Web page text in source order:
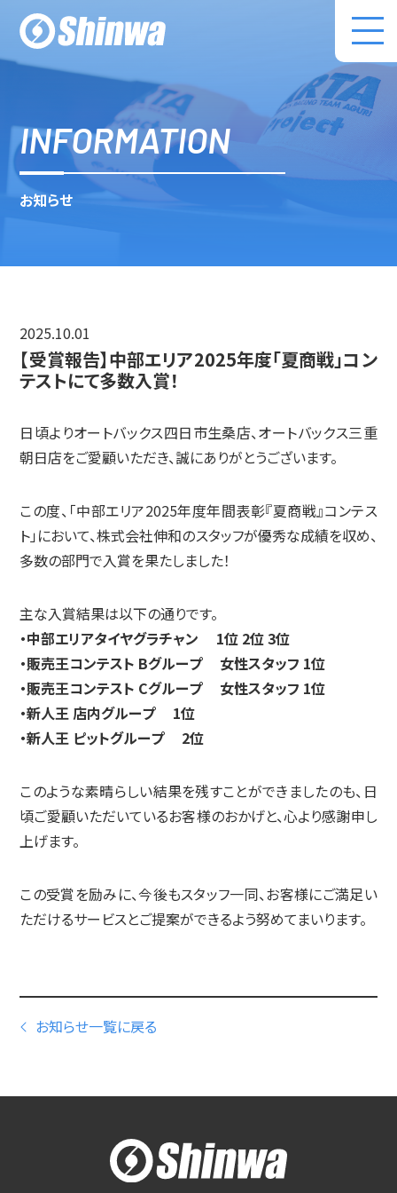
株式会社伸和 コ
INFORMATION
お知らせ
2025.10.01
【受賞報告】中部エリア2025年度「夏商戦」コン
テストにて多数入賞！
日頃よりオートバックス四日市生桑店、オートバックス三重
朝日店をご愛顧いただき、誠にありがとうございます。
この度、「中部エリア2025年度年間表彰『夏商戦』コンテス
ト」において、株式会社伸和のスタッフが優秀な成績を収め、
多数の部門で入賞を果たしました！
主な入賞結果は以下の通りです。
・中部エリアタイヤグラチャン
1位 2位3位
・販売王コンテスト Bグループ
女性スタッフ 1位
・販売王コンテスト Cグループ
女性スタッフ 1位
・新人王 店内グループ
1位
・新人王 ピットグループ
2位
このような素晴らしい結果を残すことができましたのも、日
頃ご愛顧いただいているお客様のおかげと、心より感謝申し
上げます。
この受賞を励みに、今後もスタッフ一同、お客様にご満足い
ただけるサービスとご提案ができるよう努めてまいります。
お知らせ一覧に戻る